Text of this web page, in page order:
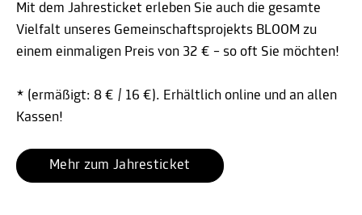
Mit dem Jahresticket erleben Sie auch die gesamte
Vielfalt unseres Gemeinschaftsprojekts BLOOM zu
einem einmaligen Preis von 32 € – so oft Sie möchten!
* (ermäßigt: 8 € / 16 €). Erhältlich online und an allen
Kassen!
Mehr zum Jahresticket